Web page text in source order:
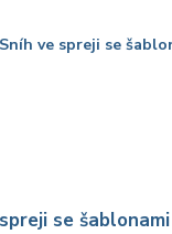
se šablonami